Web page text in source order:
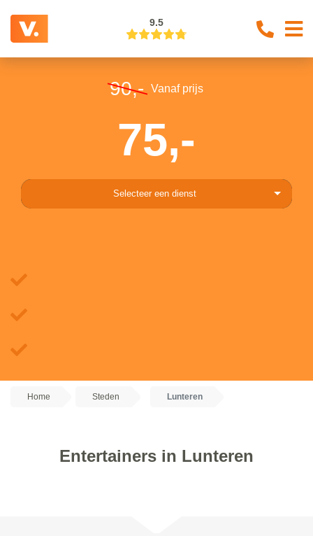
9.5
90,- Vanaf prijs
75,-
Selecteer een dienst
Home Steden Lunteren
Entertainers in Lunteren